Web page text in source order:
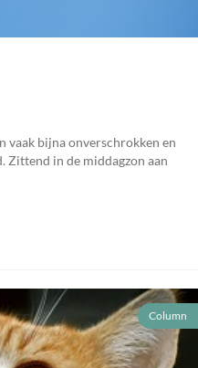
vaak bijna onverschrokken en
Zittend in de middagzon aan
Column